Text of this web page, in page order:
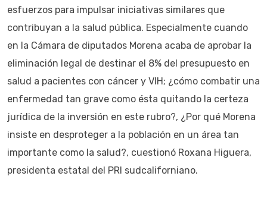
esfuerzos para impulsar iniciativas similares que
contribuyan a la salud pública. Especialmente cuando
en la Cámara de diputados Morena acaba de aprobar la
eliminación legal de destinar el 8% del presupuesto en
salud a pacientes con cáncer y VIH; ¿cómo combatir una
enfermedad tan grave como ésta quitando la certeza
jurídica de la inversión en este rubro?, ¿Por qué Morena
insiste en desproteger a la población en un área tan
importante como la salud?, cuestionó Roxana Higuera,
presidenta estatal del PRI sudcaliforniano.